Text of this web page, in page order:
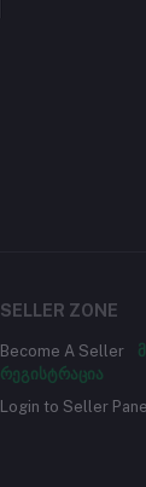
SELLER ZONE
Become A Seller
რეგისტრაცია
Login to Seller